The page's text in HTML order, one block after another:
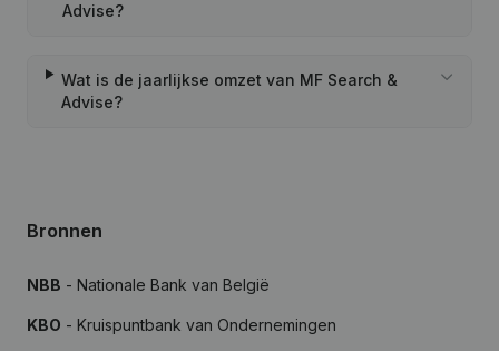
Advise?
Wat is de jaarlijkse omzet van MF Search &
Advise?
Bronnen
NBB - Nationale Bank van België
KBO - Kruispuntbank van Ondernemingen